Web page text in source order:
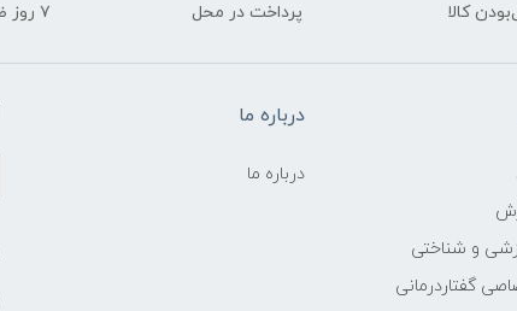
کالا پرداخت در محل ۷ روز ضمانت بازگشت
و شناختی
گفتاردرمانی
درباره ما
درباره ما